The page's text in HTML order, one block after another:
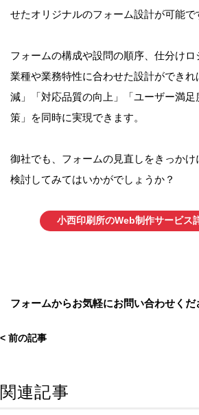
せたオリジナルのフォーム設計が可能で
フォームの構成や設問の順序、仕分けロ
業種や業務特性に合わせた設計ができれ
減」「対応品質の向上」「ユーザー満
策」を同時に実現できます。
御社でも、フォームの見直しをきっか
検討してみてはいかがでしょうか？
小西印刷所のWeb制作サービス
フォームからお気軽にお問い合わせくだ
< 前の記事
関連記事